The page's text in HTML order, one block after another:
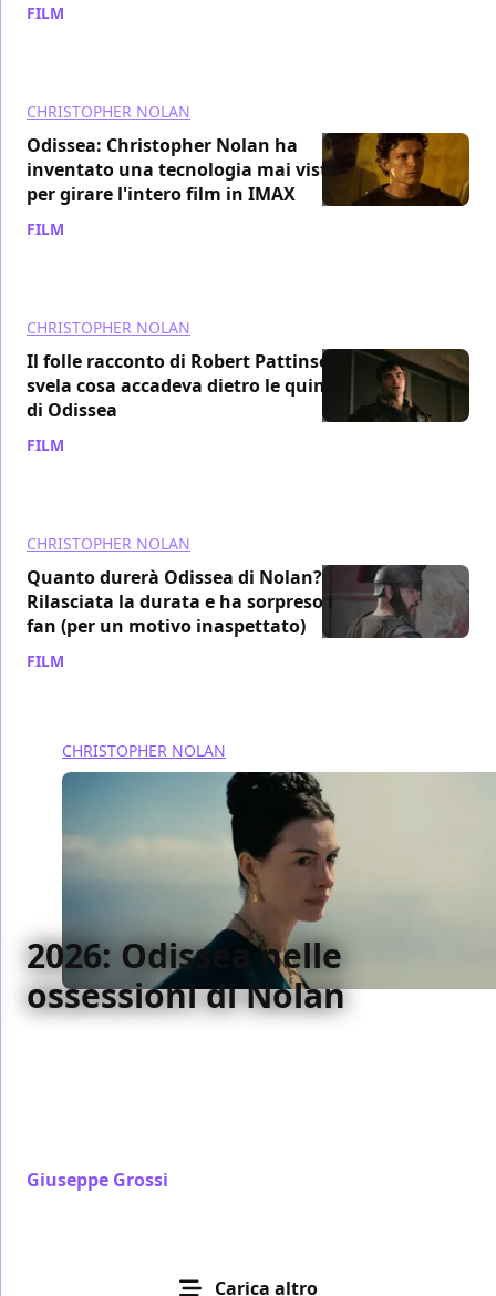
FILM
CHRISTOPHER NOLAN
Odissea: Christopher Nolan ha
inventato una tecnologia mai vista
per girare l'intero film in IMAX
FILM
CHRISTOPHER NOLAN
Il folle racconto di Robert Pattinson
svela cosa accadeva dietro le quinte
di Odissea
FILM
CHRISTOPHER NOLAN
Quanto durerà Odissea di Nolan?
Rilasciata la durata e ha sorpreso i
fan (per un motivo inaspettato)
FILM
CHRISTOPHER NOLAN
2026: Odissea nelle
ossessioni di Nolan
Giuseppe Grossi
Carica altro